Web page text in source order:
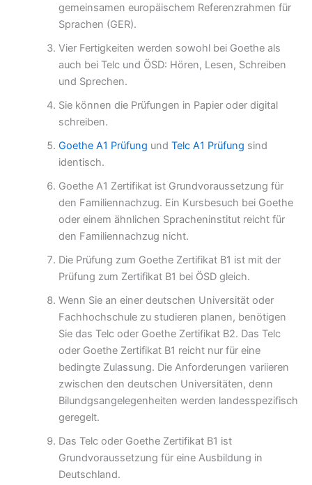
gemeinsamen europäischem Referenzrahmen für
Sprachen (GER).
Vier Fertigkeiten werden sowohl bei Goethe als
auch bei Telc und ÖSD: Hören, Lesen, Schreiben
und Sprechen.
Sie können die Prüfungen in Papier oder digital
schreiben.
Goethe A1 Prüfung und Telc A1 Prüfung sind
identisch.
Goethe A1 Zertifikat ist Grundvoraussetzung für
den Familiennachzug. Ein Kursbesuch bei Goethe
oder einem ähnlichen Spracheninstitut reicht für
den Familiennachzug nicht.
Die Prüfung zum Goethe Zertifikat B1 ist mit der
Prüfung zum Zertifikat B1 bei ÖSD gleich.
Wenn Sie an einer deutschen Universität oder
Fachhochschule zu studieren planen, benötigen
Sie das Telc oder Goethe Zertifikat B2. Das Telc
oder Goethe Zertifikat B1 reicht nur für eine
bedingte Zulassung. Die Anforderungen variieren
zwischen den deutschen Universitäten, denn
Bilundgsangelegenheiten werden landesspezifisch
geregelt.
Das Telc oder Goethe Zertifikat B1 ist
Grundvoraussetzung für eine Ausbildung in
Deutschland.